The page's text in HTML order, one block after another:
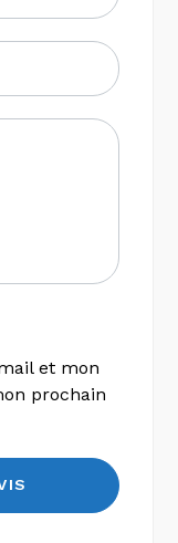
et mon
prochain